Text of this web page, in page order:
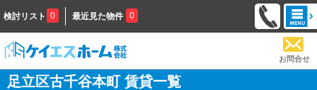
検討リスト 0 最近見た物件 0
お問合せ
足立区古千谷本町 賃貸一覧